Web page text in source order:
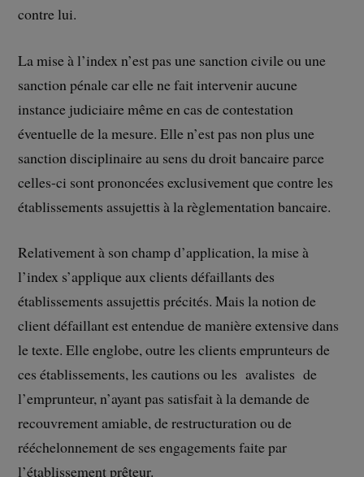
contre lui.
La mise à l’index n’est pas une sanction civile ou une
sanction pénale car elle ne fait intervenir aucune
instance judiciaire même en cas de contestation
éventuelle de la mesure. Elle n’est pas non plus une
sanction disciplinaire au sens du droit bancaire parce
celles-ci sont prononcées exclusivement que contre les
établissements assujettis à la règlementation bancaire.
Relativement à son champ d’application, la mise à
l’index s’applique aux clients défaillants des
établissements assujettis précités. Mais la notion de
client défaillant est entendue de manière extensive dans
le texte. Elle englobe, outre les clients emprunteurs de
ces établissements, les cautions ou les avalistes de
l’emprunteur, n’ayant pas satisfait à la demande de
recouvrement amiable, de restructuration ou de
rééchelonnement de ses engagements faite par
l’établissement prêteur.